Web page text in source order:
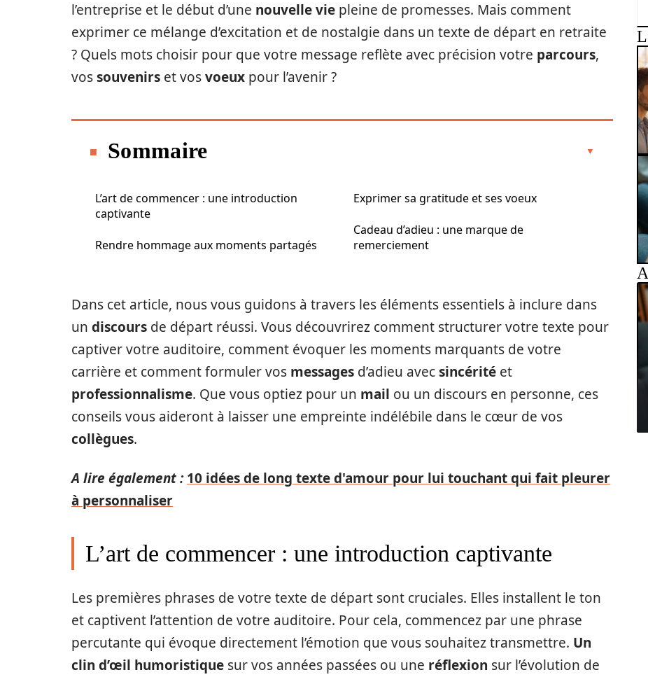
l’entreprise et le début d’une nouvelle vie pleine de promesses. Mais comment
exprimer ce mélange d’excitation et de nostalgie dans un texte de départ en retraite
? Quels mots choisir pour que votre message reflète avec précision votre parcours,
vossouvenirs et vosvoeux pour l’avenir ?
Sommaire
L’art de commencer : une introduction
captivante
Rendre hommage aux moments partagés
Exprimer sa gratitude et ses voeux
Cadeau d’adieu : une marque de
remerciement
Dans cet article, nous vous guidons à travers les éléments essentiels à inclure dans
un discours de départ réussi. Vous découvrirez comment structurer votre texte pour
captiver votre auditoire, comment évoquer les moments marquants de votre
carrière et comment formuler vos messages d’adieu avecsincérité et
professionnalisme. Que vous optiez pour un mail ou un discours en personne, ces
conseils vous aideront à laisser une empreinte indélébile dans le cœur de vos
collègues.
A lire également : 10 idées de long texte d'amour pour lui touchant qui fait pleurer
à personnaliser
L’art de commencer : une introduction captivante
Les premières phrases de votre texte de départ sont cruciales. Elles installent le ton
et captivent l’attention de votre auditoire. Pour cela, commencez par une phrase
percutante qui évoque directement l’émotion que vous souhaitez transmettre. Un
clin d’œil humoristique sur vos années passées ou une réflexion sur l’évolution de